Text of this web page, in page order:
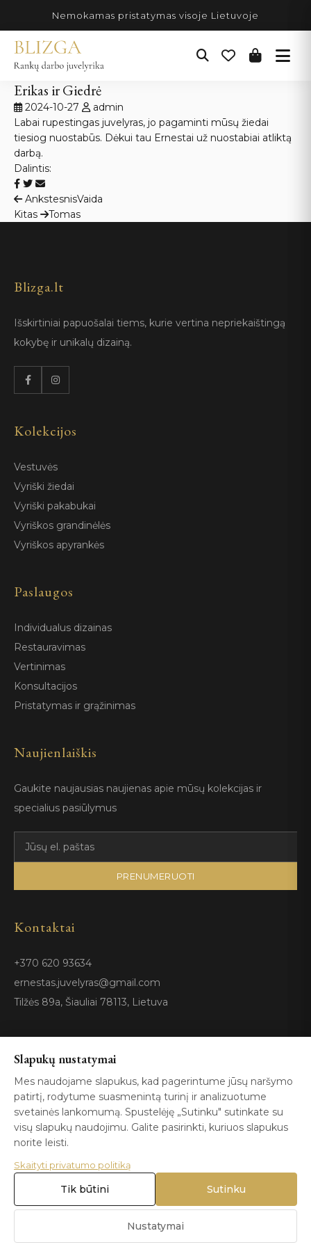
turinio
Nemokamas pristatymas visoje Lietuvoje
Erikas ir Giedrė
2024-10-27
admin
Labai rupestingas juvelyras, jo pagaminti mūsų žiedai
tiesiog nuostabūs. Dėkui tau Ernestai už nuostabiai atliktą
darbą.
Dalintis:
Navigacija
tarp
AnkstesnisVaida
Kitas
Tomas
Blizga.lt
Išskirtiniai papuošalai tiems, kurie vertina nepriekaištingą
kokybę ir unikalų dizainą.
Kolekcijos
Vestuvės
Vyriški žiedai
Vyriški pakabukai
Vyriškos grandinėlės
Vyriškos apyrankės
Paslaugos
Individualus dizainas
Restauravimas
Vertinimas
Konsultacijos
Pristatymas ir grąžinimas
Naujienlaiškis
Gaukite naujausias naujienas apie mūsų kolekcijas ir
specialius pasiūlymus
PRENUMERUOTI
Kontaktai
+370 620 93634
ernestas.juvelyras@gmail.com
Tilžės 89a, Šiauliai 78113, Lietuva
GIA
Certified
ISO 9001
100%
Authentic
© 2026 Blizga.lt. Visos teisės saugomos. |Privatumo politika|
Naudojimo sąlygos
Slapukų nustatymai
Mes naudojame slapukus, kad pagerintume jūsų naršymo
patirtį, rodytume suasmenintą turinį ir analizuotume
svetainės lankomumą. Spustelėję „Sutinku" sutinkate su
visų slapukų naudojimu. Galite pasirinkti, kuriuos slapukus
norite leisti.
Skaityti privatumo politiką
Nustatymai
Tik būtini Sutinku